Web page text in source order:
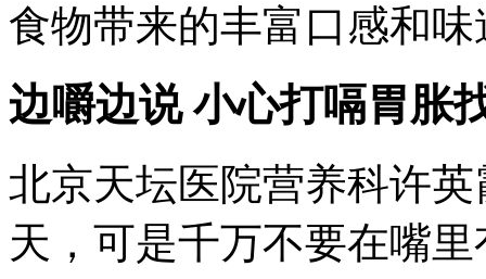
食物带来的丰富口感和味
边嚼边说 小心打嗝胃胀
北京天坛医院营养科许
天，可是千万不要在嘴